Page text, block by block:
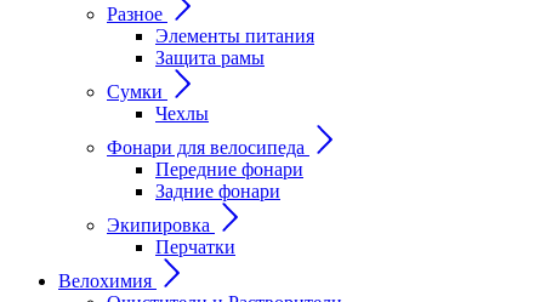
Разное
Элементы питания
Защита рамы
Сумки
Чехлы
Фонари для велосипеда
Передние фонари
Задние фонари
Экипировка
Перчатки
Велохимия